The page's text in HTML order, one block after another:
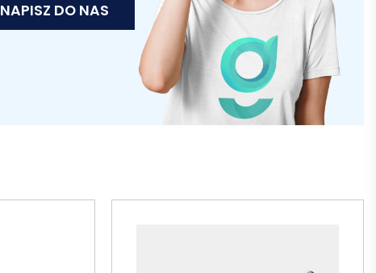
NAPISZ DO NAS